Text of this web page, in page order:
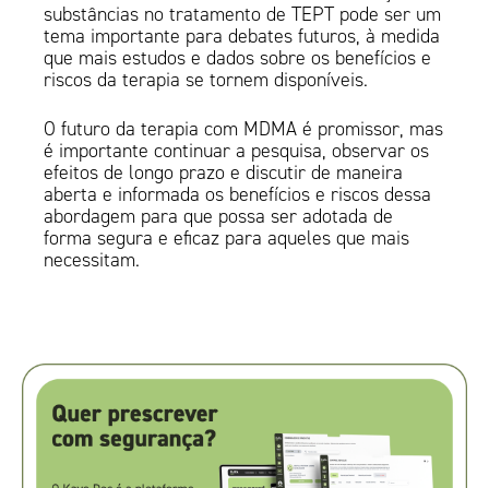
substâncias no tratamento de TEPT pode ser um
tema importante para debates futuros, à medida
que mais estudos e dados sobre os benefícios e
riscos da terapia se tornem disponíveis.
O futuro da terapia com MDMA é promissor, mas
é importante continuar a pesquisa, observar os
efeitos de longo prazo e discutir de maneira
aberta e informada os benefícios e riscos dessa
abordagem para que possa ser adotada de
forma segura e eficaz para aqueles que mais
necessitam.